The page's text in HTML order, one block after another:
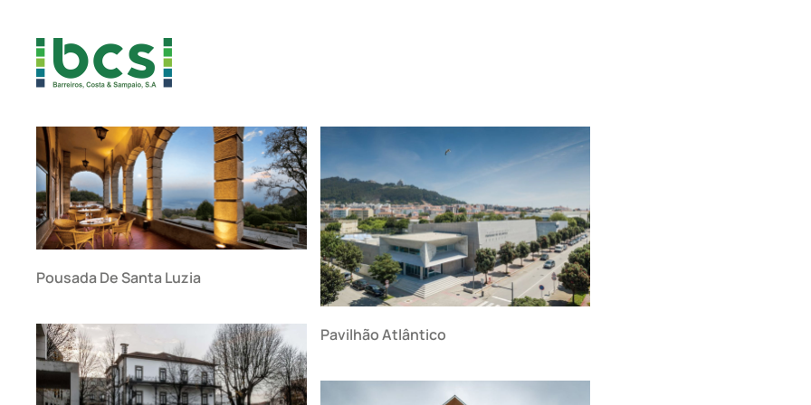
Skip to main content
Pousada De Santa Luzia
Pavilhão Atlântico